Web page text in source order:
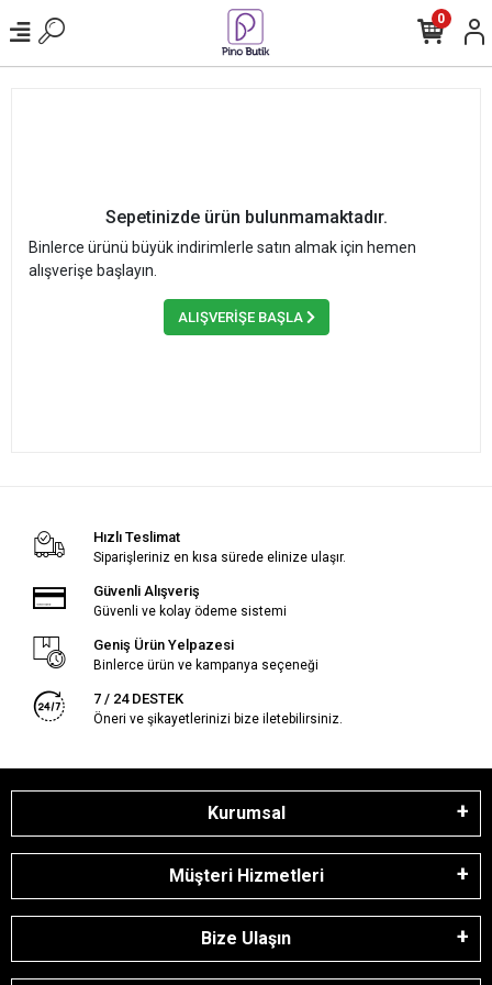
0
Sepetinizde ürün bulunmamaktadır.
Binlerce ürünü büyük indirimlerle satın almak için hemen
alışverişe başlayın.
ALIŞVERİŞE BAŞLA
Hızlı Teslimat
Siparişleriniz en kısa sürede elinize ulaşır.
Güvenli Alışveriş
Güvenli ve kolay ödeme sistemi
Geniş Ürün Yelpazesi
Binlerce ürün ve kampanya seçeneği
7 / 24 DESTEK
Öneri ve şikayetlerinizi bize iletebilirsiniz.
Kurumsal
Müşteri Hizmetleri
Bize Ulaşın